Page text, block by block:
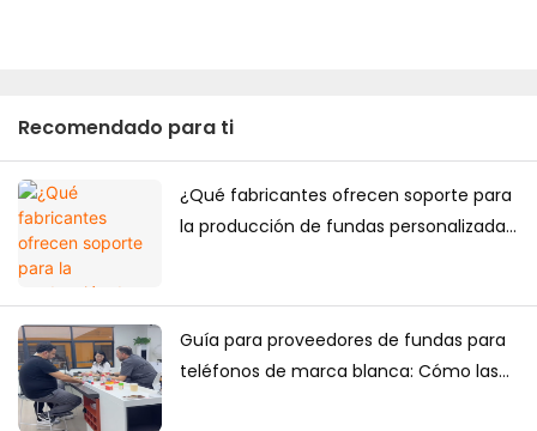
Recomendado para ti
¿Qué fabricantes ofrecen soporte para
la producción de fundas personalizadas
Guía para proveedores de fundas para
teléfonos de marca blanca: Cómo las